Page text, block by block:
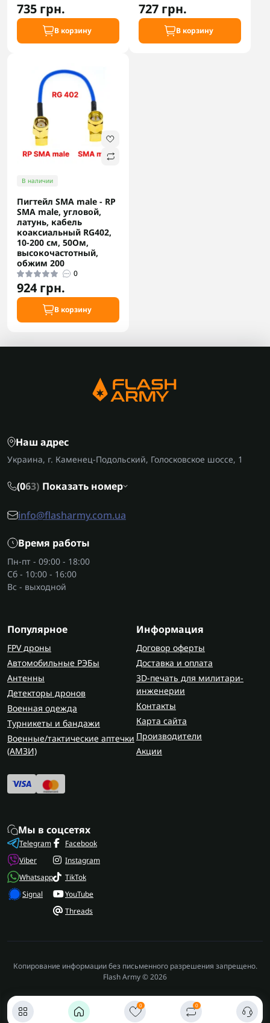
0 0
735 грн.
В корзину
727 грн.
В корзину
В наличии
Пигтейл SMA male - RP
SMA male, угловой,
латунь, кабель
коаксиальный RG402,
10-200 см, 50Ом,
высокочастотный,
обжим 200
0
924 грн.
В корзину
Наш адрес
Украина, г. Каменец-Подольский, Голосковское шоссе, 1
(063) Показать номер
info@flasharmy.com.ua
Время работы
Пн-пт - 09:00 - 18:00
Сб - 10:00 - 16:00
Вс - выходной
Популярное
FPV дроны
Автомобильные РЭБы
Антенны
Детекторы дронов
Военная одежда
Турникеты и бандажи
Военные/тактические аптечки
(AMЗИ)
Информация
Договор оферты
Доставка и оплата
3D-печать для милитари-
инженерии
Контакты
Карта сайта
Производители
Акции
Мы в соцсетях
Telegram
Viber
Whatsapp
Signal
Facebook
Instagram
TikTok
YouTube
Threads
Копирование информации без письменного разрешения запрещено.
Flash Army © 2026